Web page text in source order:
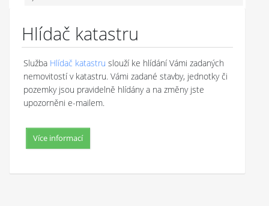
Hlídač katastru
Služba Hlídač katastru slouží ke hlídání Vámi zadaných
nemovitostí v katastru. Vámi zadané stavby, jednotky či
pozemky jsou pravidelně hlídány a na změny jste
upozorněni e-mailem.
Více informací